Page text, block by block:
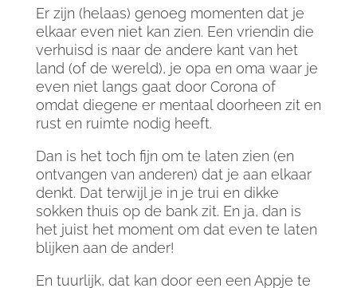
Er zijn (helaas) genoeg momenten dat je
elkaar even niet kan zien. Een vriendin die
verhuisd is naar de andere kant van het
land (of de wereld), je opa en oma waar je
even niet langs gaat door Corona of
omdat diegene er mentaal doorheen zit en
rust en ruimte nodig heeft.
Dan is het toch fijn om te laten zien (en
ontvangen van anderen) dat je aan elkaar
denkt. Dat terwijl je in je trui en dikke
sokken thuis op de bank zit. En ja, dan is
het juist het moment om dat even te laten
blijken aan de ander!
En tuurlijk, dat kan door een een Appje te